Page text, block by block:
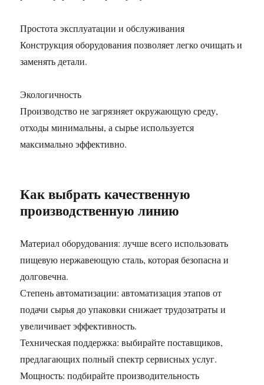
Простота эксплуатации и обслуживания
Конструкция оборудования позволяет легко очищать и
заменять детали.
Экологичность
Производство не загрязняет окружающую среду,
отходы минимальны, а сырье используется
максимально эффективно.
Как выбрать качественную
производственную линию
Материал оборудования: лучше всего использовать
пищевую нержавеющую сталь, которая безопасна и
долговечна.
Степень автоматизации: автоматизация этапов от
подачи сырья до упаковки снижает трудозатраты и
увеличивает эффективность.
Техническая поддержка: выбирайте поставщиков,
предлагающих полный спектр сервисных услуг.
Мощность: подбирайте производительность